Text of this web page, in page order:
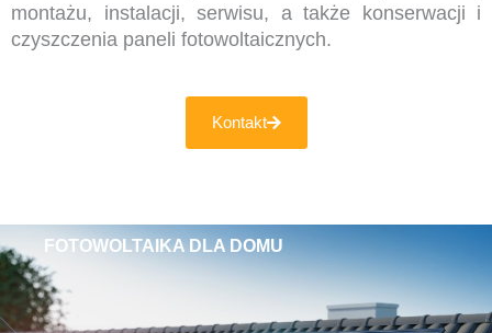
montażu, instalacji, serwisu, a także konserwacji i
czyszczenia paneli fotowoltaicznych.
Kontakt
FOTOWOLTAIKA DLA DOMU